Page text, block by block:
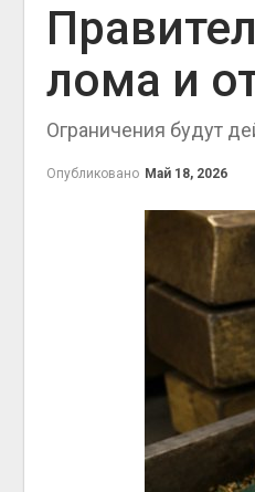
лома и
Ограничения будут
Опубликовано Май 18, 2026